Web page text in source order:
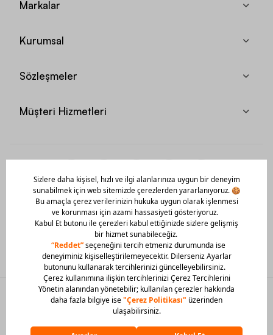
Markalar
Kurumsal
Sözleşmeler
Müşteri Hizmetleri
Mobil Uygulamamızı Hemen İndir!